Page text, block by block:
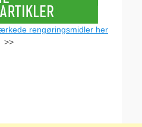
rengøringsmidler her
>>